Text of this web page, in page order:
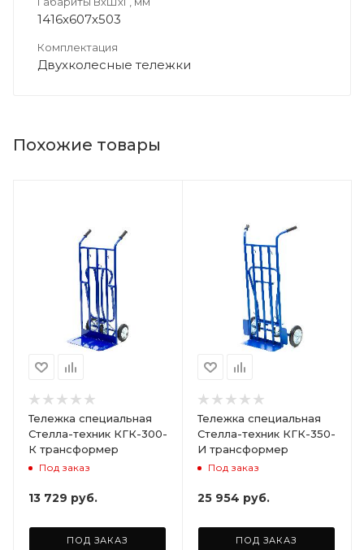
1416х607х503
Комплектация
Двухколесные тележки
Похожие товары
Тележка специальная
Стелла-техник КГК-300-
К трансформер
Под заказ
13 729 руб.
ПОД ЗАКАЗ
Тележка специальная
Стелла-техник КГК-350-
И трансформер
Под заказ
25 954 руб.
ПОД ЗАКАЗ